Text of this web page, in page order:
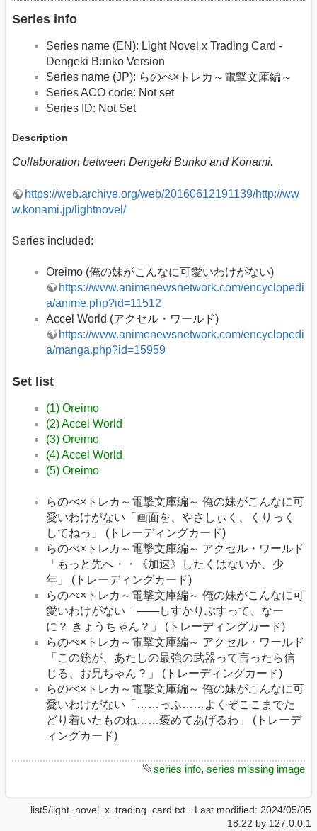
Series info
Series name (EN): Light Novel x Trading Card -
Dengeki Bunko Version
Series name (JP): らのべ×トレカ～電撃文庫編～
Series ACO code: Not set
Series ID: Not Set
Description
Collaboration between Dengeki Bunko and Konami.
https://web.archive.org/web/20160612191139/http://ww
w.konami.jp/lightnovel/
Series included:
Oreimo (俺の妹がこんなに可愛いわけがない)
https://www.animenewsnetwork.com/encyclopedi
a/anime.php?id=11512
Accel World (アクセル・ワールド)
https://www.animenewsnetwork.com/encyclopedi
a/manga.php?id=15959
Set list
(1) Oreimo
(2) Accel World
(3) Oreimo
(4) Accel World
(5) Oreimo
らのべ×トレカ～電撃文庫編～ 俺の妹がこんなに可
愛いわけがない「画面を、やさしぃく、くりっく
してねっ」 (トレーディングカード)
らのべ×トレカ～電撃文庫編～ アクセル・ワールド
「もっと先へ・・《加速》したくはないか、少
年」 (トレーディングカード)
らのべ×トレカ～電撃文庫編～ 俺の妹がこんなに可
愛いわけがない「――しすかりぷすって、なー
に？ きょうちゃん？」 (トレーディングカード)
らのべ×トレカ～電撃文庫編～ アクセル・ワールド
「この銃が、あたしの最強の武器って言ったら信
じる、お兄ちゃん？」 (トレーディングカード)
らのべ×トレカ～電撃文庫編～ 俺の妹がこんなに可
愛いわけがない「……っふ……よくぞここまでた
どり着いたものね……褒めてあげるわ」 (トレーデ
ィングカード)
series info, series missing image
list5/light_novel_x_trading_card.txt · Last modified: 2024/05/05
18:22 by 127.0.0.1